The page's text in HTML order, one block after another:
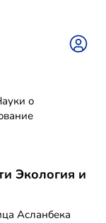
о
Экология и
Асланбека